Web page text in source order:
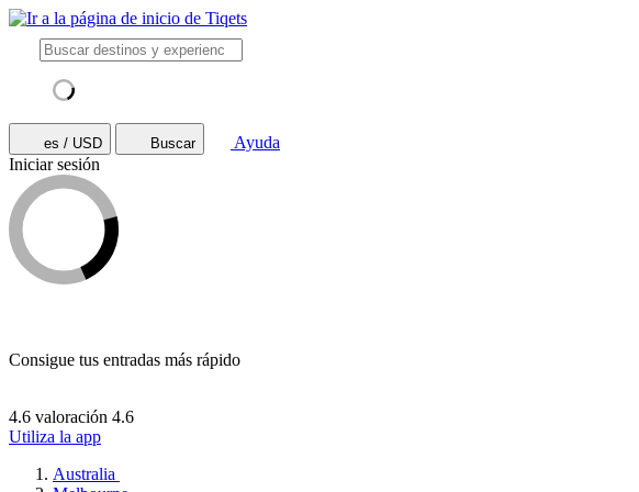
es / USD Buscar
Ayuda
Iniciar sesión
Consigue tus entradas más rápido
4.6 valoración 4.6
Utiliza la app
Australia